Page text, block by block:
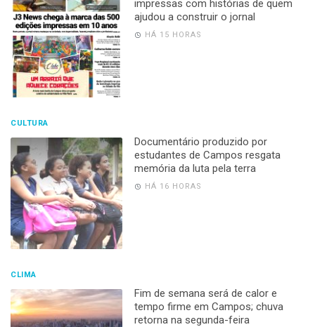
impressas com histórias de quem
ajudou a construir o jornal
HÁ 15 HORAS
CULTURA
Documentário produzido por
estudantes de Campos resgata
memória da luta pela terra
HÁ 16 HORAS
CLIMA
Fim de semana será de calor e
tempo firme em Campos; chuva
retorna na segunda-feira